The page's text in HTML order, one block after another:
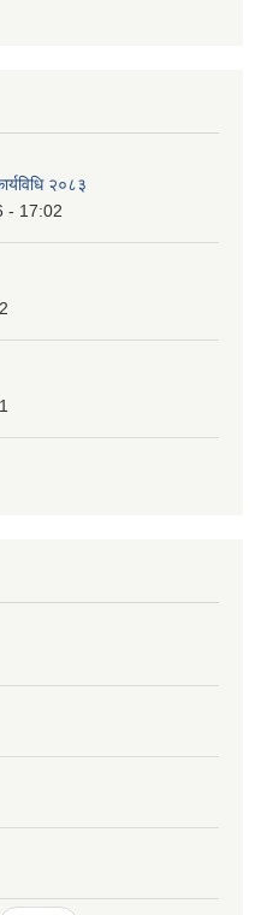
२०८३
- 17:02